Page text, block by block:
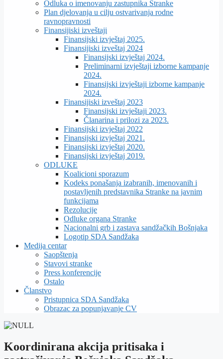
Odluka o imenovanju zastupnika Stranke
Plan djelovanja u cilju ostvarivanja rodne
ravnopravnosti
Finansijiski izveštaji
Finansijski izvještaj 2025.
Finansijiski izveštaj 2024
Finansijski izvještaj 2024.
Preliminarni izvještaji izborne kampanje
2024.
Finansijski izvještaji izborne kampanje
2024.
Finansijiski izveštaj 2023
Finansijski izvještaji 2023.
Članarina i prilozi za 2023.
Finansijski izvještaj 2022
Finansijski izvještaj 2021.
Finansijski izvještaj 2020.
Finansijski izvještaj 2019.
ODLUKE
Koalicioni sporazum
Kodeks ponašanja izabranih, imenovanih i
postavljenih predstavnika Stranke na javnim
funkcijama
Rezolucije
Odluke organa Stranke
Nacionalni grb i zastava sandžačkih Bošnjaka
Logotip SDA Sandžaka
Medija centar
Saopštenja
Stavovi stranke
Press konferencije
Ostalo
Članstvo
Pristupnica SDA Sandžaka
Obrazac za popunjavanje CV
Koordinirana akcija pritisaka i